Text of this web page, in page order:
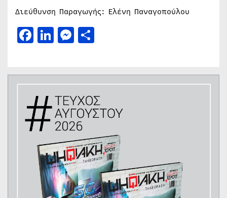
Διεύθυνση Παραγωγής: Ελένη Παναγοπούλου
Facebook
LinkedIn
Messenger